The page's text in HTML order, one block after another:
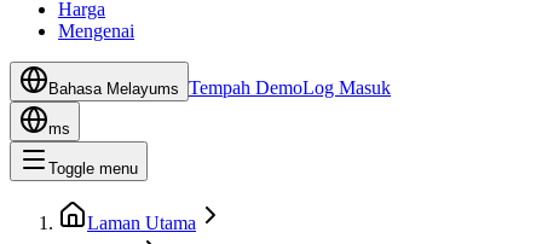
Harga
Mengenai
Bahasa Melayums Tempah DemoLog Masuk
ms
Toggle menu
Laman Utama